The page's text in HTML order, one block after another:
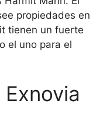
propiedades en
tienen un fuerte
el uno para el